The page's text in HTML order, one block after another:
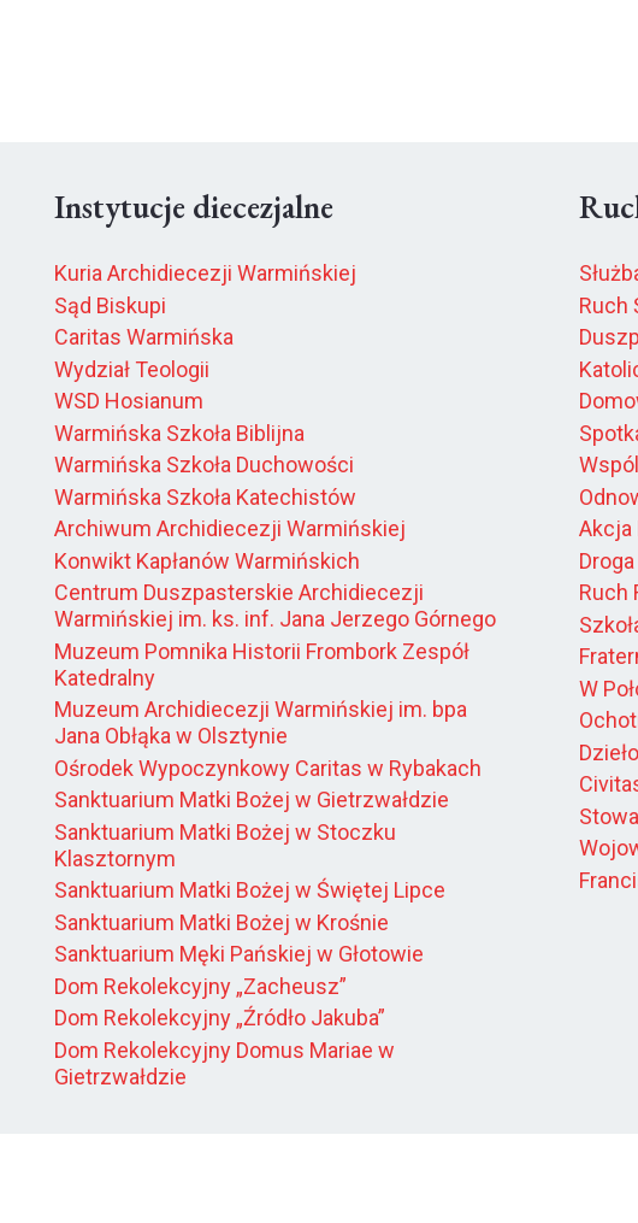
Instytucje diecezjalne
Kuria Archidiecezji Warmińskiej
Sąd Biskupi
Caritas Warmińska
Wydział Teologii
WSD Hosianum
Warmińska Szkoła Biblijna
Warmińska Szkoła Duchowości
Warmińska Szkoła Katechistów
Archiwum Archidiecezji Warmińskiej
Konwikt Kapłanów Warmińskich
Centrum Duszpasterskie Archidiecezji
Warmińskiej im. ks. inf. Jana Jerzego Górnego
Muzeum Pomnika Historii Frombork Zespół
Katedralny
Muzeum Archidiecezji Warmińskiej im. bpa
Jana Obłąka w Olsztynie
Ośrodek Wypoczynkowy Caritas w Rybakach
Sanktuarium Matki Bożej w Gietrzwałdzie
Sanktuarium Matki Bożej w Stoczku
Klasztornym
Sanktuarium Matki Bożej w Świętej Lipce
Sanktuarium Matki Bożej w Krośnie
Sanktuarium Męki Pańskiej w Głotowie
Dom Rekolekcyjny „Zacheusz”
Dom Rekolekcyjny „Źródło Jakuba”
Dom Rekolekcyjny Domus Mariae w
Gietrzwałdzie
Ruch
Akcja
Ruch
W